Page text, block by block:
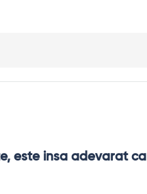
este insa adevarat ca